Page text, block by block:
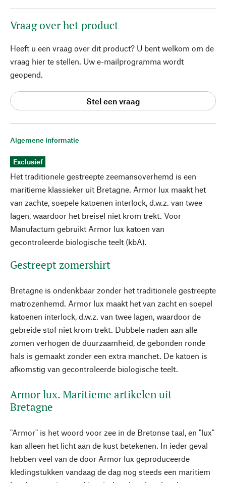
Algemene informatie
Exclusief
Het traditionele gestreepte zeemansoverhemd is een
maritieme klassieker uit Bretagne. Armor lux maakt het
van zachte, soepele katoenen interlock, d.w.z. van twee
lagen, waardoor het breisel niet krom trekt. Voor
Manufactum gebruikt Armor lux katoen van
gecontroleerde biologische teelt (kbA).
Gestreept zomershirt
Bretagne is ondenkbaar zonder het traditionele gestreepte
matrozenhemd. Armor lux maakt het van zacht en soepel
katoenen interlock, d.w.z. van twee lagen, waardoor de
gebreide stof niet krom trekt. Dubbele naden aan alle
zomen verhogen de duurzaamheid, de gebonden ronde
hals is gemaakt zonder een extra manchet. De katoen is
afkomstig van gecontroleerde biologische teelt.
Armor lux. Maritieme artikelen uit
Bretagne
"Armor" is het woord voor zee in de Bretonse taal, en "lux"
kan alleen het licht aan de kust betekenen. In ieder geval
hebben veel van de door Armor lux geproduceerde
kledingstukken vandaag de dag nog steeds een maritiem
Vraag over het product
Heeft u een vraag over dit product? U bent welkom om de
vraag hier te stellen. Uw e-mailprogramma wordt
geopend.
Stel een vraag